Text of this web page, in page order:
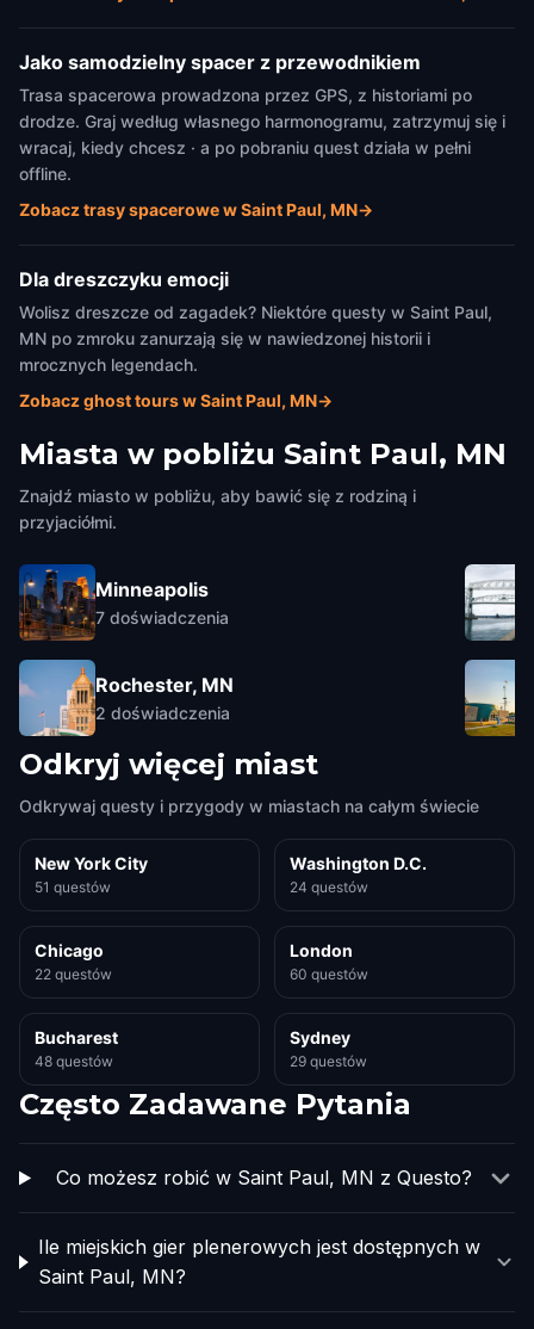
Jako samodzielny spacer z przewodnikiem
Trasa spacerowa prowadzona przez GPS, z historiami po
drodze. Graj według własnego harmonogramu, zatrzymuj się i
wracaj, kiedy chcesz · a po pobraniu quest działa w pełni
offline.
Zobacz trasy spacerowe w Saint Paul, MN→
Dla dreszczyku emocji
Wolisz dreszcze od zagadek? Niektóre questy w Saint Paul,
MN po zmroku zanurzają się w nawiedzonej historii i
mrocznych legendach.
Zobacz ghost tours w Saint Paul, MN→
Miasta w pobliżu Saint Paul, MN
Znajdź miasto w pobliżu, aby bawić się z rodziną i
przyjaciółmi.
Minneapolis
7 doświadczenia
Rochester, MN
2 doświadczenia
Odkryj więcej miast
Odkrywaj questy i przygody w miastach na całym świecie
New York City
51 questów
Washington D.C.
24 questów
Chicago
22 questów
London
60 questów
Bucharest
48 questów
Sydney
29 questów
Często Zadawane Pytania
Co możesz robić w Saint Paul, MN z Questo?
Ile miejskich gier plenerowych jest dostępnych w
Saint Paul, MN?